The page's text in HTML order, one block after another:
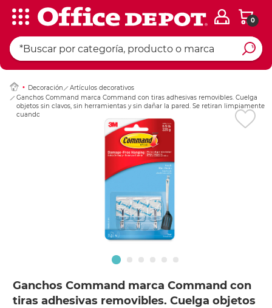
0
Decoración
Artículos decorativos
Ganchos Command marca Command con tiras adhesivas removibles. Cuelga
objetos sin clavos, sin herramientas y sin dañar la pared. Se retiran limpiamente
cuando ya no los necesites.
Ganchos Command marca Command con
tiras adhesivas removibles. Cuelga objetos
Ingresar Codigo